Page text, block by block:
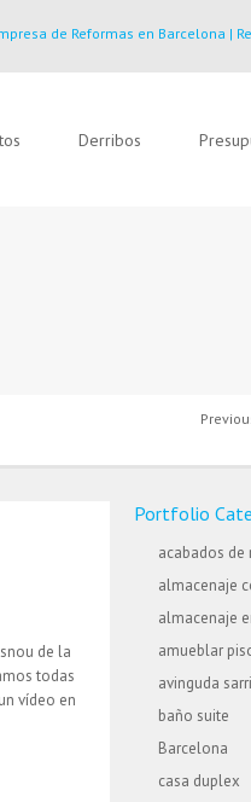
de Reformas en Barcelona |
Derribos
de la
todas
vídeo en
Portfolio
acabados de
almacenaje
almacenaje
amueblar
avinguda
baño suite
Barcelona
casa duplex